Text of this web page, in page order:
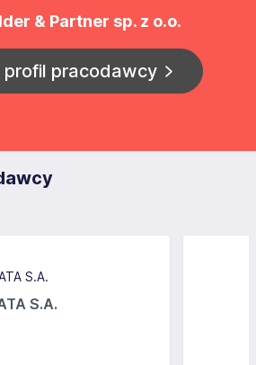
& Partner sp. z o.o.
profil pracodawcy
S.A.